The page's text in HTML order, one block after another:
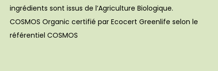
ingrédients sont issus de l’Agriculture Biologique.
COSMOS Organic certifié par Ecocert Greenlife selon le
référentiel COSMOS